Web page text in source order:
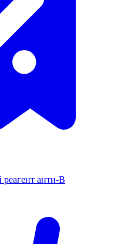
анти-В